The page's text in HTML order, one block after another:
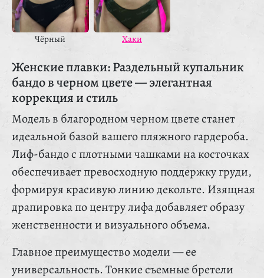
Чёрный Хаки
Женские плавки: Раздельный купальник
бандо в черном цвете — элегантная
коррекция и стиль
Модель в благородном черном цвете станет
идеальной базой вашего пляжного гардероба.
Лиф-бандо с плотными чашками на косточках
обеспечивает превосходную поддержку груди,
формируя красивую линию декольте. Изящная
драпировка по центру лифа добавляет образу
женственности и визуального объема.
Главное преимущество модели — ее
универсальность. Тонкие съемные бретели